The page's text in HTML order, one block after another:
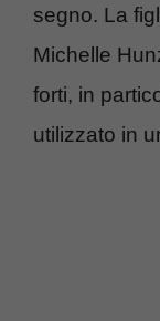
segno. La
Michelle
forti, in
utilizzato in